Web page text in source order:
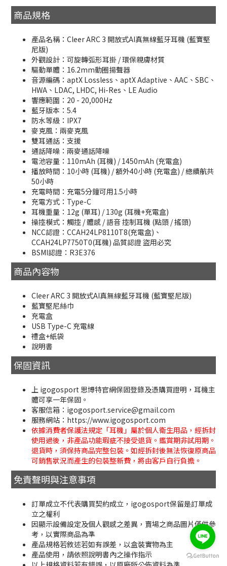
商品規格
產品名稱：Cleer ARC 3 開放式AI真無線藍牙耳機 (藍寶堅
尼版)
外觀設計：可旋轉弧形耳掛 / 環保親膚材質
驅動單體：16.2mm動圈揚聲器
音源編碼：aptX Lossless、aptX Adaptive、AAC、SBC、
HWA、LDAC, LHDC, Hi-Res、LE Audio
響應範圍：20 - 20,000Hz
藍牙版本：5.4
防水等級：IPX7
麥克風：兩麥克風
雙耳通話：支援
通話降噪：兩麥通話降噪
電池容量：110mAh (耳機) / 1450mAh (充電盒)
播放時間：10小時 (耳機) / 額外40小時 (充電盒) / 總續航共
50小時
充電時間：充電5分鐘可用1.5小時
充電方式：Type-C
耳機重量：12g (單耳) / 130g (耳機+充電盒)
操控模式：觸控 / 體感 / 語音 控制耳機 (點頭 / 搖頭)
NCC認證：CCAH24LP8110T8(充電盒)、
CCAH24LP7750T0(耳機) 品質認證 盜用必究
BSMI認證：R3E376
商品內容物
Cleer ARC 3 開放式AI真無線藍牙耳機 (藍寶堅尼版)
藍寶堅尼絲巾
充電盒
USB Type-C 充電線
禮盒+紙袋
說明書
保固資訊
上 igogosport 思博特官網保固登錄及憑購買證明，耳機主
體可享一年保固。
客服信箱：igogosport.service@gmail.com
服務網站：https://www.igogosport.com
依據消費者保護法規定「耳機」屬於個人衛生用品，經拆封
使用過後，非產品功能瑕疵不接受退貨。鑑賞期非試用期。
退貨時，須保持商品完整包裝。如經拆封後無法恢復原商品
可銷售狀況而產生的包裝整新費，將由客戶自行負擔。
免責聲明與注意事項
訂單成立不代表購買契約成立，igogosport保留是訂單成
立之權利
因顯示設備設定及個人觀感之差異，賣場之商品圖片僅供參
考，以實際商品為準
產品規格若敘述若如有誤差，以盒裝實物為主
產品使用，請依照說明書內之操作指示
立即購買